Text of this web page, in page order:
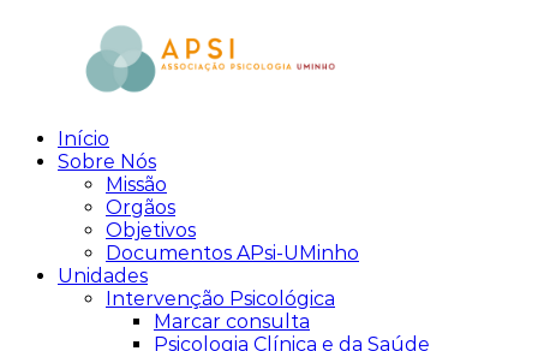
content
aPsi
Associação
Psicologia
Início
Sobre Nós
Missão
Orgãos
Objetivos
Documentos APsi-UMinho
Unidades
Intervenção Psicológica
Marcar consulta
Psicologia Clínica e da Saúde